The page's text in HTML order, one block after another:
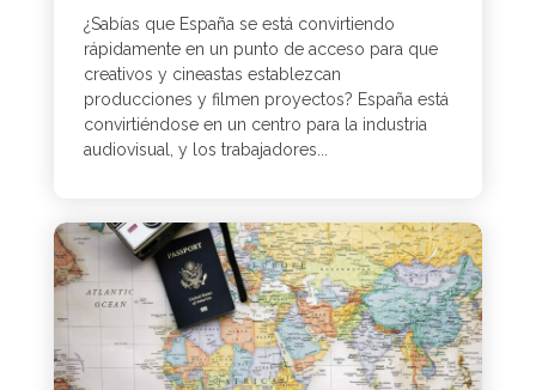
¿Sabías que España se está convirtiendo
rápidamente en un punto de acceso para que
creativos y cineastas establezcan
producciones y filmen proyectos? España está
convirtiéndose en un centro para la industria
audiovisual, y los trabajadores...